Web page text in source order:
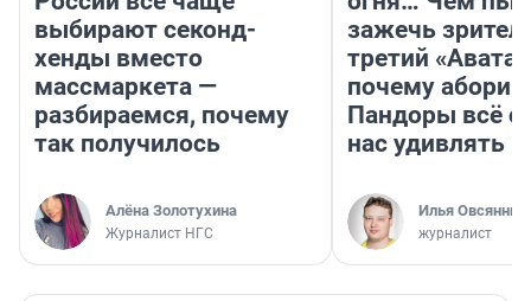
выбирают секонд-
хенды вместо
массмаркета —
разбираемся, почему
так получилось
Алёна Золотухина
Журналист НГС
зажечь
третий
почему
Пандоры всё
нас удивлять
Илья
журналист